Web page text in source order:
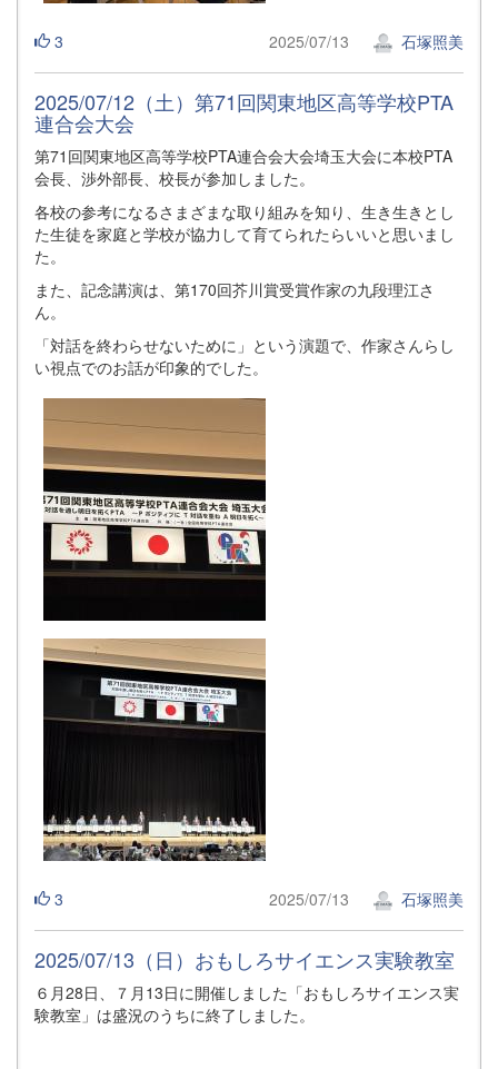
3 2025/07/13 石塚照美
2025/07/12（土）第71回関東地区高等学校PTA
連合会大会
第71回関東地区高等学校PTA連合会大会埼玉大会に本校PTA
会長、渉外部長、校長が参加しました。
各校の参考になるさまざまな取り組みを知り、生き生きとし
た生徒を家庭と学校が協力して育てられたらいいと思いまし
た。
また、記念講演は、第170回芥川賞受賞作家の九段理江さ
ん。
「対話を終わらせないために」という演題で、作家さんらし
い視点でのお話が印象的でした。
3 2025/07/13 石塚照美
2025/07/13（日）おもしろサイエンス実験教室
６月28日、７月13日に開催しました「おもしろサイエンス実
験教室」は盛況のうちに終了しました。